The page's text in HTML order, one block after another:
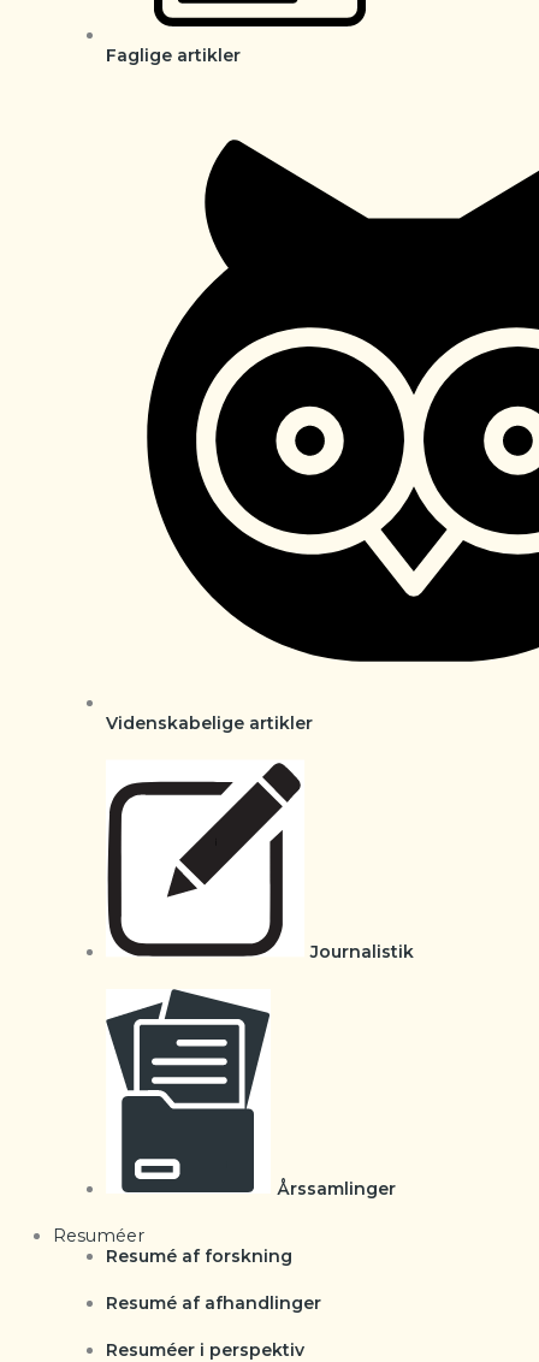
Faglige artikler
Videnskabelige artikler
Journalistik
Årssamlinger
Resuméer
Resumé af forskning
Resumé af afhandlinger
Resuméer i perspektiv